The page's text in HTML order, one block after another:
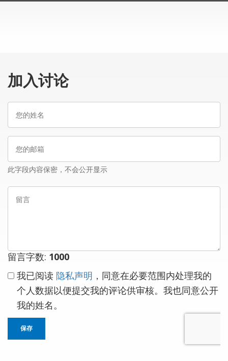
加入讨论
您
您
邮
此字段内容保密，不会公开显示
留
留言字数: 1000
我已阅读 隐私声明 ，同意在必要范围内处理我的
个人数据以便提交我的评论供审核。我也同意公开
我的姓名。
保存